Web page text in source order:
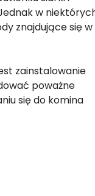
w
znajdujące się w
zainstalowanie
poważne
się do komina